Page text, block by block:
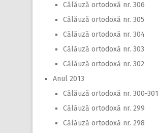
Călăuză ortodoxă nr. 306
Călăuză ortodoxă nr. 305
Călăuză ortodoxă nr. 304
Călăuză ortodoxă nr. 303
Călăuză ortodoxă nr. 302
Anul 2013
Călăuză ortodoxă nr. 300-301
Călăuză ortodoxă nr. 299
Călăuză ortodoxă nr. 298